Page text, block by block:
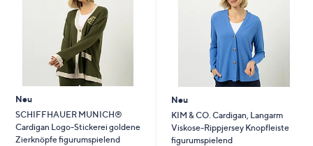
Neu
SCHIFFHAUER MUNICH®
Cardigan Logo-Stickerei goldene
Zierknöpfe figurumspielend
Neu
KIM & CO. Cardigan, Langarm
Viskose-Rippjersey Knopfleiste
figurumspielend